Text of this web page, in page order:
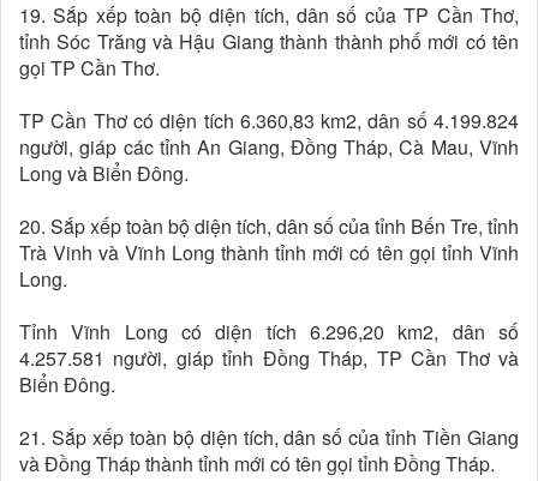
19. Sắp xếp toàn bộ diện tích, dân số của TP Cần Thơ,
tỉnh Sóc Trăng và Hậu Giang thành thành phố mới có tên
gọi TP Cần Thơ.
TP Cần Thơ có diện tích 6.360,83 km2, dân số 4.199.824
người, giáp các tỉnh An Giang, Đồng Tháp, Cà Mau, Vĩnh
Long và Biển Đông.
20. Sắp xếp toàn bộ diện tích, dân số của tỉnh Bến Tre, tỉnh
Trà Vinh và Vĩnh Long thành tỉnh mới có tên gọi tỉnh Vĩnh
Long.
Tỉnh Vĩnh Long có diện tích 6.296,20 km2, dân số
4.257.581 người, giáp tỉnh Đồng Tháp, TP Cần Thơ và
Biển Đông.
21. Sắp xếp toàn bộ diện tích, dân số của tỉnh Tiền Giang
và Đồng Tháp thành tỉnh mới có tên gọi tỉnh Đồng Tháp.